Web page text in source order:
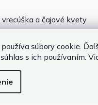
súbory cookie.
s ich používaním.
a čajové kvety